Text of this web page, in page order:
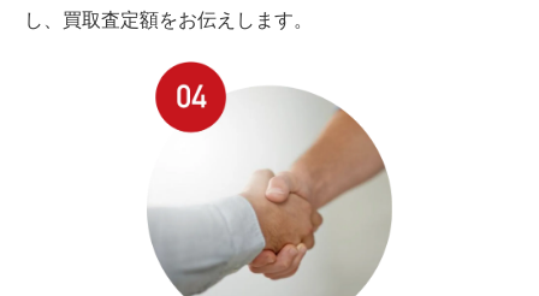
し、買取査定額をお伝えします。